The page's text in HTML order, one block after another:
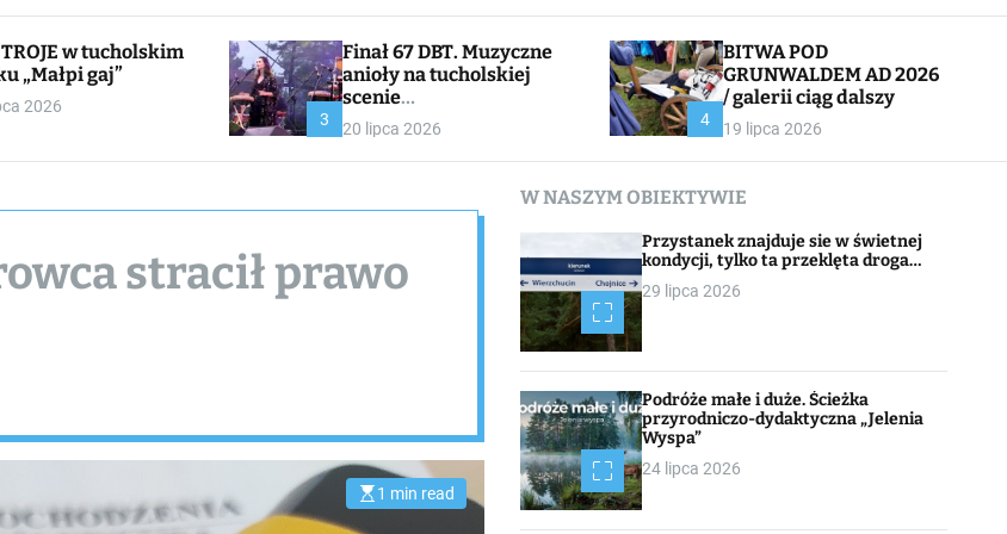
l
c
w tucholskim
„Małpi gaj”
2026
3
Finał 67 DBT. Muzyczne
anioły na tucholskiej
scenie
CHOJNACKA//CHOJNACK
I
20 lipca 2026 4
BITWA POD
GRUNWALDEM AD 2026
/ galerii ciąg dalszy
19 lipca 2026
stracił prawo
E
1 min read
W NASZYM OBIEKTYWIE
Przystanek znajduje sie w świetnej
kondycji, tylko ta przeklęta droga…
29 lipca 2026
Podróże małe i duże. Ścieżka
przyrodniczo-dydaktyczna „Jelenia
Wyspa”
24 lipca 2026